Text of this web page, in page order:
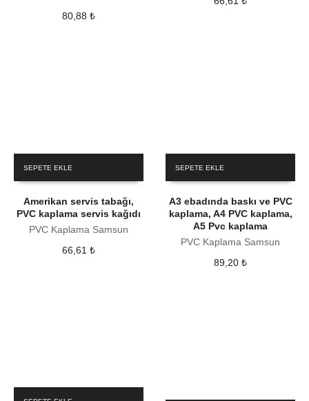
80,88 ₺
SEPETE EKLE
Amerikan servis tabağı,
PVC kaplama servis kağıdı
PVC Kaplama Samsun
66,61 ₺
SEPETE EKLE
A3 ebadında baskı ve PVC
kaplama, A4 PVC kaplama,
A5 Pvc kaplama
PVC Kaplama Samsun
89,20₺